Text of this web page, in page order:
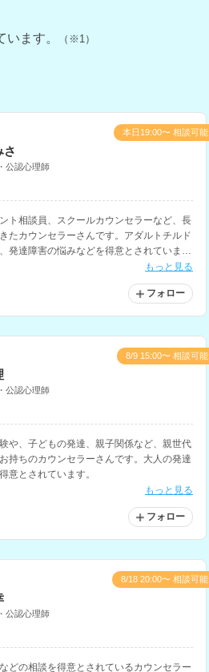
ます。 （※1）
さ
公認心理師
ト相談員、スクールカウンセラーなど、長
たカウンセラーさんです。アダルトチルド
発達障害の悩みなどを得意とされていま
についての知識も深く、様々なお悩みに対
もっと見る
フォロー
本日19:00〜 相談可能
公認心理師
や、子どもの発達、親子関係など、親世代
持ちのカウンセラーさんです。大人の発達
意とされています。
もっと見る
フォロー
8/9 15:00〜 相談可能
公認心理師
どの相談を得意とされているカウンセラー
8/18 20:00〜 相談可能